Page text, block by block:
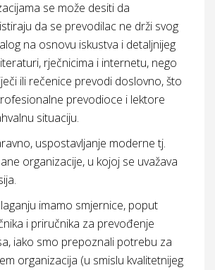
se može desiti da
da se prevodilac ne drži svog
na osnovu iskustva i detaljnijeg
rječnicima i internetu, nego
ili rečenice prevodi doslovno, što
prevodioce i lektore
situaciju.
uspostavljanje moderne tj.
organizacije, u kojoj se uvažava
imamo smjernice, poput
i priručnika za prevođenje
iako smo prepoznali potrebu za
organizacija (u smislu kvalitetnijeg